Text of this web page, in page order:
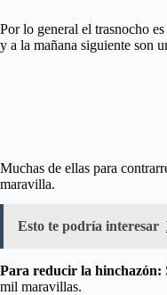
Por lo general el trasnocho
y a la mañana siguiente son
Muchas de ellas para
maravilla.
Esto te podría interesar
Para reducir la hinchazón:
mil maravillas.